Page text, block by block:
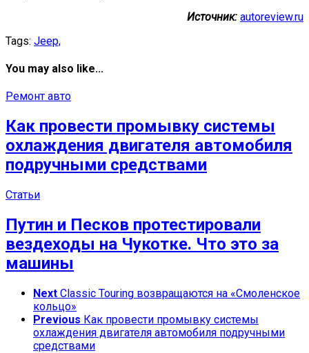
Источник: autoreview.ru
Tags: Jeep,
You may also like...
Ремонт авто
Как провести промывку системы
охлаждения двигателя автомобиля
подручными средствами
Статьи
Путин и Песков протестировали
вездеходы на Чукотке. Что это за
машины
Next Classic Touring возвращаются на «Смоленское
кольцо»
Previous Как провести промывку системы
охлаждения двигателя автомобиля подручными
средствами